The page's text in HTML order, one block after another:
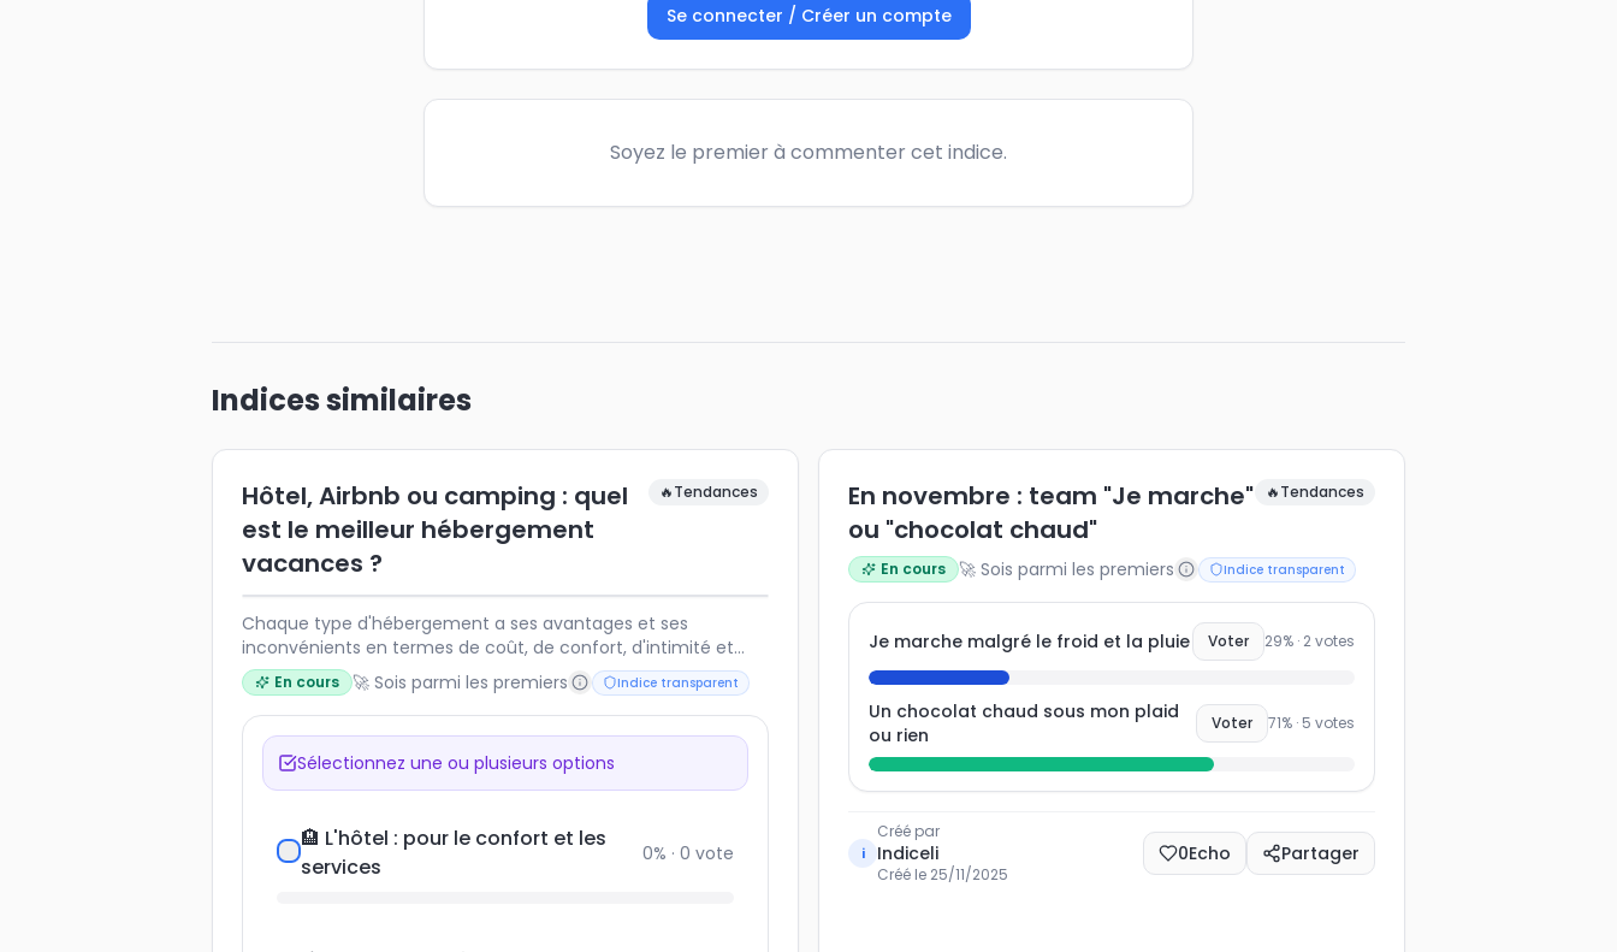
Se connecter / Créer un compte
Soyez le premier à commenter cet indice.
Indices similaires
Hôtel, Airbnb ou camping : quel
est le meilleur hébergement
vacances ?
🔥Tendances
Chaque type d'hébergement a ses avantages et ses
inconvénients en termes de coût, de confort, d'intimité et
d'expérience. Le choix idéal dépend souvent du budget, du
nombre de voyageurs et du style de voyage recherché.
Partagez votre préférence pour des vacances réussies !
En cours 🚀 Sois parmi les premiers Indice transparent
Sélectionnez une ou plusieurs options
🏨 L'hôtel : pour le confort et les
services
0% · 0 vote
En novembre : team "Je marche"
ou "chocolat chaud"
🔥Tendances
En cours 🚀 Sois parmi les premiers Indice transparent
Je marche malgré le froid et la pluie Voter 29% · 2votes
Un chocolat chaud sous mon plaid
ou rien
Voter 71% · 5 votes
i
Créé par
Indiceli
Créé le 25/11/2025
0Echo Partager